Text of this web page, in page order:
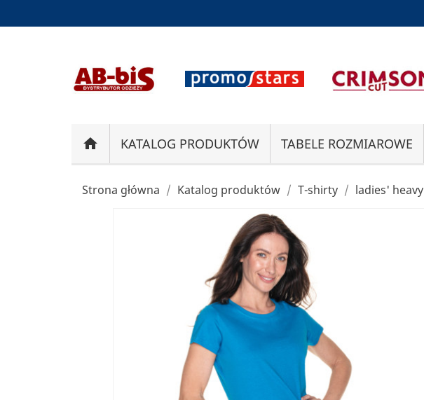
home KATALOG PRODUKTÓW TABELE ROZMIAROWE
Strona główna Katalog produktów T-shirty ladies' heavy